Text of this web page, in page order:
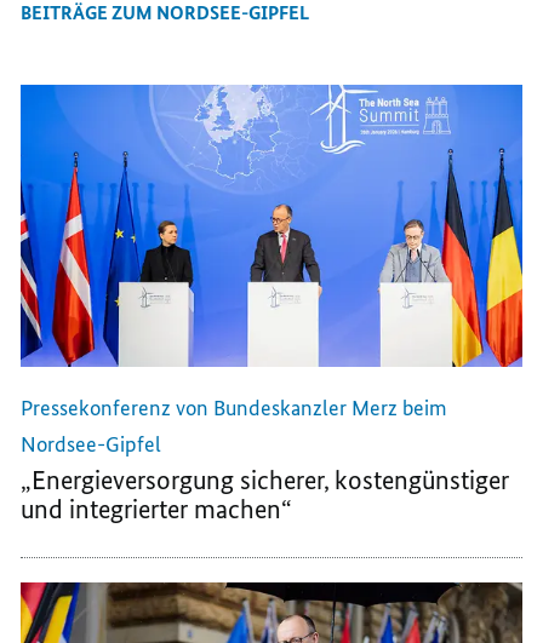
BEITRÄGE ZUM NORDSEE-GIPFEL
Pressekonferenz von Bundeskanzler Merz beim
Nordsee-Gipfel
„Energieversorgung sicherer, kostengünstiger
und integrierter machen“